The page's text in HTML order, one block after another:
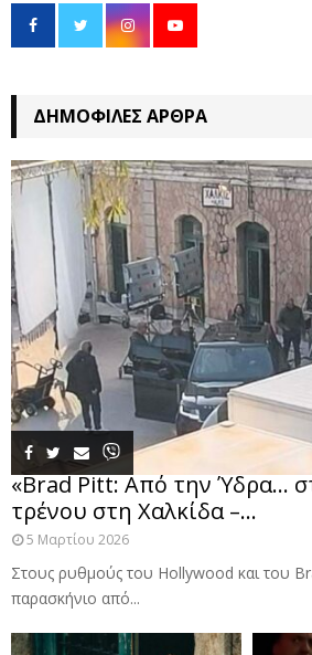
ΔΗΜΟΦΙΛΈΣ ΆΡΘΡΑ
«Brad Pitt: Από την Ύδρα…
τρένου στη Χαλκίδα –...
5 Μαρτίου 2026
Στους ρυθμούς του Hollywood και του
παρασκήνιο από...